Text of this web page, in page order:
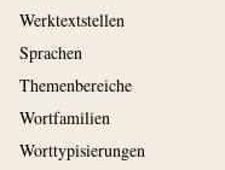
Werktextstellen
Sprachen
Themenbereiche
Wortfamilien
Worttypisierungen